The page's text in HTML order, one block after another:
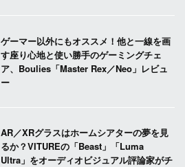
ゲーマー以外にもオススメ！他と一線を画
す座り心地と使い勝手のゲーミングチェ
ア、Boulies「Master Rex／Neo」レビュ
ー
AR／XRグラスはホームシアターの夢を見
るか？VITUREの「Beast」「Luma
Ultra」をオーディオビジュアル評論家がチ